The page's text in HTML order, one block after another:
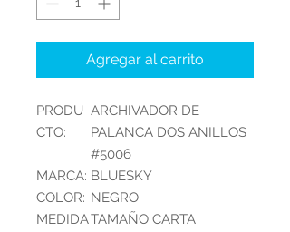
Agregar al carrito
PRODU
CTO:
ARCHIVADOR DE
PALANCA DOS ANILLOS
#5006
MARCA: BLUESKY
COLOR: NEGRO
MEDIDATAMAÑO CARTA